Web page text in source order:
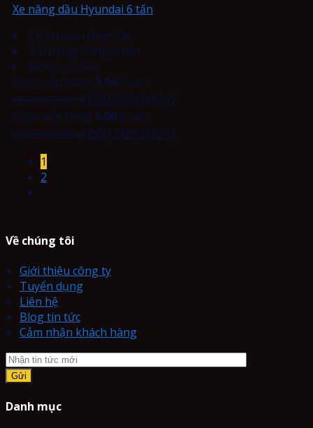
Xe nâng dầu Hyundai 6 tấn
Chiều cao nâng: 3m
Tải trọng nâng: 6 tấn
Động cơ: Dầu
Được xếp hạng 5.00 5 sao
850,000,000₫ 800,000,000 ₫
Được xếp hạng 5.00 5 sao
850,000,000₫ 800,000,000 ₫
1
2
Về chúng tôi
Giới thiệu công ty
Tuyển dụng
Liên hệ
Blog tin tức
Cảm nhận khách hàng
Danh mục